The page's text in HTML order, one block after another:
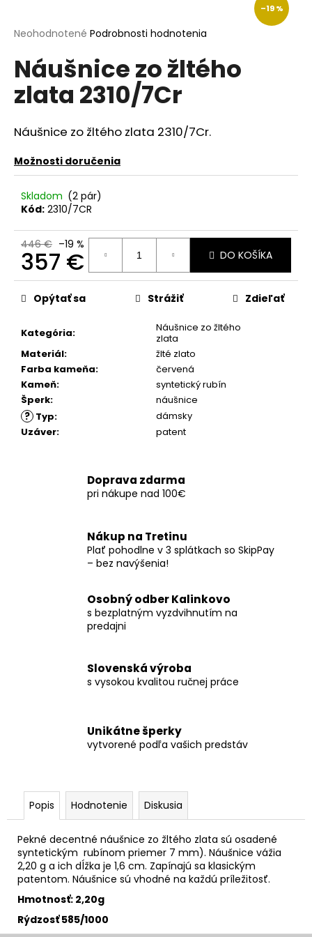
Priemerné
produktu
je
0,0
z
hviezdičiek.
Neohodnotené Podrobnosti hodnotenia
Náušnice zo žltého
zlata 2310/7Cr
Náušnice zo žltého zlata 2310/7Cr.
Možnosti doručenia
Skladom (2 pár)
Kód: 2310/7CR
446 € –19 %
357 €
Jednotková
cena:
DO KOŠÍKA
Kategória:
Náušnice zo žltého
zlata
Materiál:
žlté zlato
Farba kameňa:
červená
Kameň:
syntetický rubín
Šperk: náušnice
? Typ:
dámsky
Uzáver: patent
Opýtať sa Strážiť Zdieľať
–19 %
Doprava zdarma
pri nákupe nad 100€
Nákup na Tretinu
Plať pohodlne v 3 splátkach so SkipPay
– bez navýšenia!
Osobný odber Kalinkovo
s bezplatným vyzdvihnutím na
predajni
Slovenská výroba
s vysokou kvalitou ručnej práce
Unikátne šperky
vytvorené podľa vašich predstáv
Popis Hodnotenie Diskusia
Pekné decentné náušnice zo žltého zlata sú osadené
syntetickým rubínom priemer 7 mm). Náušnice vážia
2,20 g a ich dĺžka je 1,6 cm. Zapínajú sa klasickým
patentom. Náušnice sú vhodné na každú príležitosť.
Hmotnosť: 2,20g
Rýdzosť 585/1000
j
ť
?
d
p
o
r
ú
a
e